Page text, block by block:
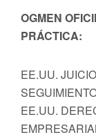
OGMEN
PRÁCTICA:
EE.UU.
EE.UU.